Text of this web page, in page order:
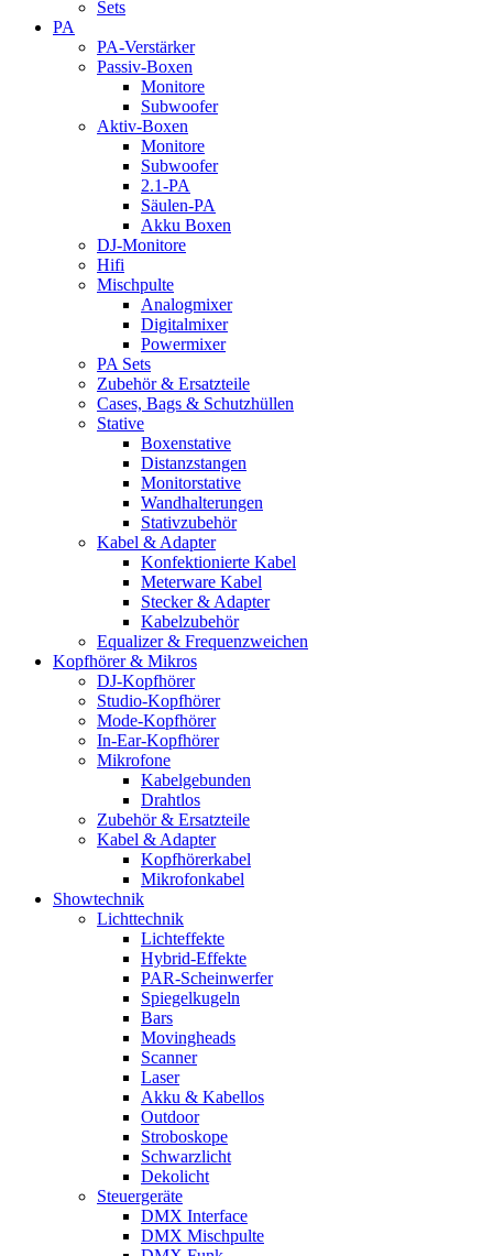
Sets
PA
PA-Verstärker
Passiv-Boxen
Monitore
Subwoofer
Aktiv-Boxen
Monitore
Subwoofer
2.1-PA
Säulen-PA
Akku Boxen
DJ-Monitore
Hifi
Mischpulte
Analogmixer
Digitalmixer
Powermixer
PA Sets
Zubehör & Ersatzteile
Cases, Bags & Schutzhüllen
Stative
Boxenstative
Distanzstangen
Monitorstative
Wandhalterungen
Stativzubehör
Kabel & Adapter
Konfektionierte Kabel
Meterware Kabel
Stecker & Adapter
Kabelzubehör
Equalizer & Frequenzweichen
Kopfhörer & Mikros
DJ-Kopfhörer
Studio-Kopfhörer
Mode-Kopfhörer
In-Ear-Kopfhörer
Mikrofone
Kabelgebunden
Drahtlos
Zubehör & Ersatzteile
Kabel & Adapter
Kopfhörerkabel
Mikrofonkabel
Showtechnik
Lichttechnik
Lichteffekte
Hybrid-Effekte
PAR-Scheinwerfer
Spiegelkugeln
Bars
Movingheads
Scanner
Laser
Akku & Kabellos
Outdoor
Stroboskope
Schwarzlicht
Dekolicht
Steuergeräte
DMX Interface
DMX Mischpulte